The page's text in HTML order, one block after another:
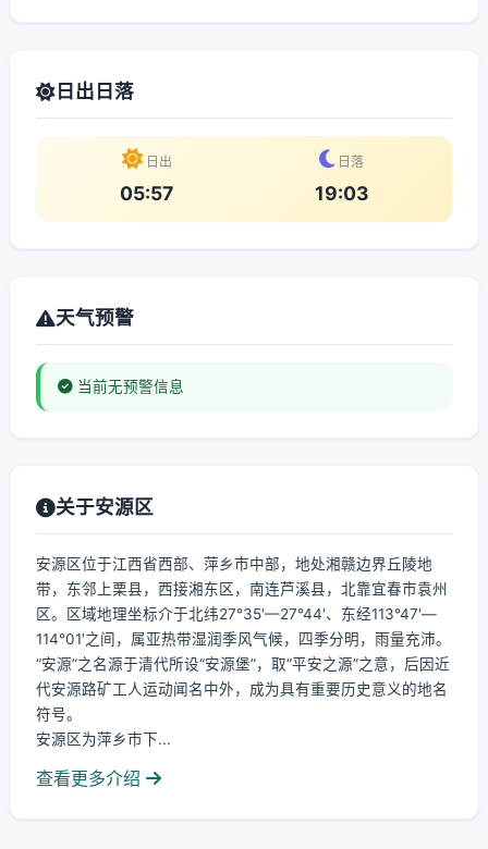
日出日落
日出
05:57
日落
19:03
天气预警
当前无预警信息
关于安源区
安源区位于江西省西部、萍乡市中部，地处湘赣边界丘陵地
带，东邻上栗县，西接湘东区，南连芦溪县，北靠宜春市袁州
区。区域地理坐标介于北纬27°35′—27°44′、东经113°47′—
114°01′之间，属亚热带湿润季风气候，四季分明，雨量充沛。
“安源”之名源于清代所设“安源堡”，取“平安之源”之意，后因近
代安源路矿工人运动闻名中外，成为具有重要历史意义的地名
符号。
安源区为萍乡市下...
查看更多介绍